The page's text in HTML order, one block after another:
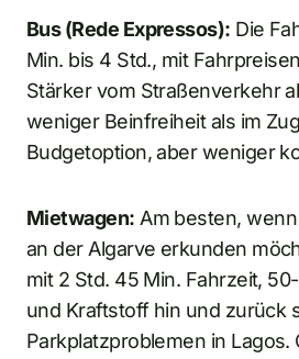
Bus (Rede Expressos): Die
Min. bis 4 Std., mit
Stärker vom Straßenverkehr
weniger Beinfreiheit als im
Budgetoption, aber weniger
Mietwagen: Am besten,
an der Algarve erkunden
mit 2 Std. 45 Min. Fahrzeit,
und Kraftstoff hin und zurück
Parkplatzproblemen in Lagos.